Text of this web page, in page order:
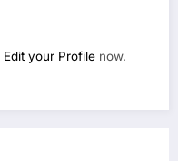
Edit your Profile now.